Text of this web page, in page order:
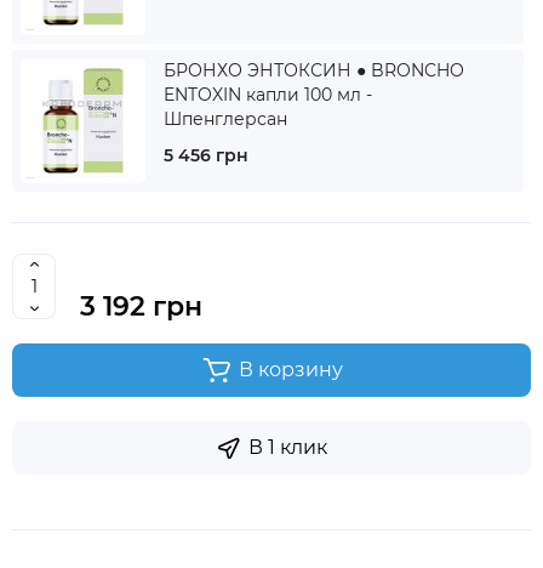
БРОНХО ЭНТОКСИН ● BRONCHO
ENTOXIN капли 100 мл -
Шпенглерсан
5 456 грн
3 192 грн
В корзину
В 1 клик